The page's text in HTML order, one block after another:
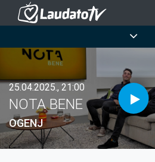
Skoči
sadržaj
25.04.2025., 21:00
NOTA BENE
OGENJ